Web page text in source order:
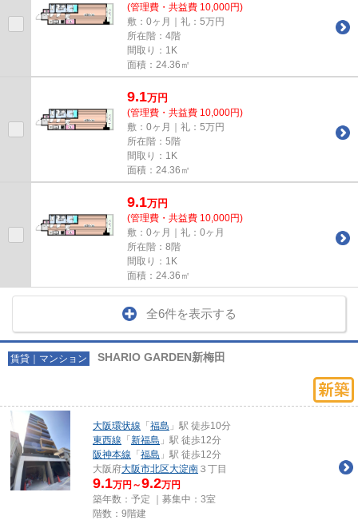
(管理費・共益費 10,000円)
敷：0ヶ月｜礼：5万円
所在階：4階
間取り：1K
面積：24.36㎡
9.1万円
(管理費・共益費 10,000円)
敷：0ヶ月｜礼：5万円
所在階：5階
間取り：1K
面積：24.36㎡
9.1万円
(管理費・共益費 10,000円)
敷：0ヶ月｜礼：0ヶ月
所在階：8階
間取り：1K
面積：24.36㎡
全6件を表示する
賃貸｜マンション SHARIO GARDEN新梅田
大阪環状線 「 福島 」駅 徒歩10分
東西線 「 新福島 」駅 徒歩12分
阪神本線 「 福島 」駅 徒歩12分
大阪府大阪市北区大淀南 ３丁目
9.1万円～9.2万円
築年数：予定 ｜募集中： 3室
階数：9階建